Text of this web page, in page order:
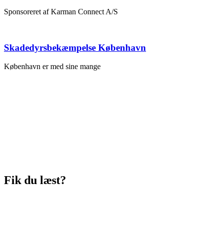
Sponsoreret af Karman Connect A/S
Skadedyrsbekæmpelse København
København er med sine mange
Fik du læst?